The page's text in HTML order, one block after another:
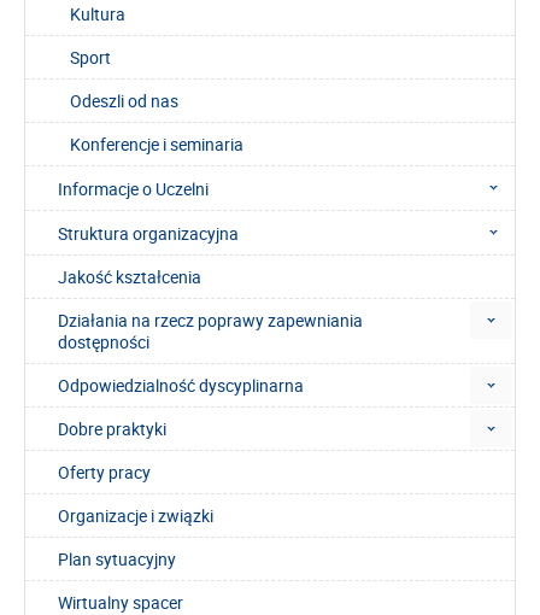
Kultura
Sport
Odeszli od nas
Konferencje i seminaria
Informacje o Uczelni
Struktura organizacyjna
Jakość kształcenia
Działania na rzecz poprawy zapewniania
dostępności
Odpowiedzialność dyscyplinarna
Dobre praktyki
Oferty pracy
Organizacje i związki
Plan sytuacyjny
Wirtualny spacer